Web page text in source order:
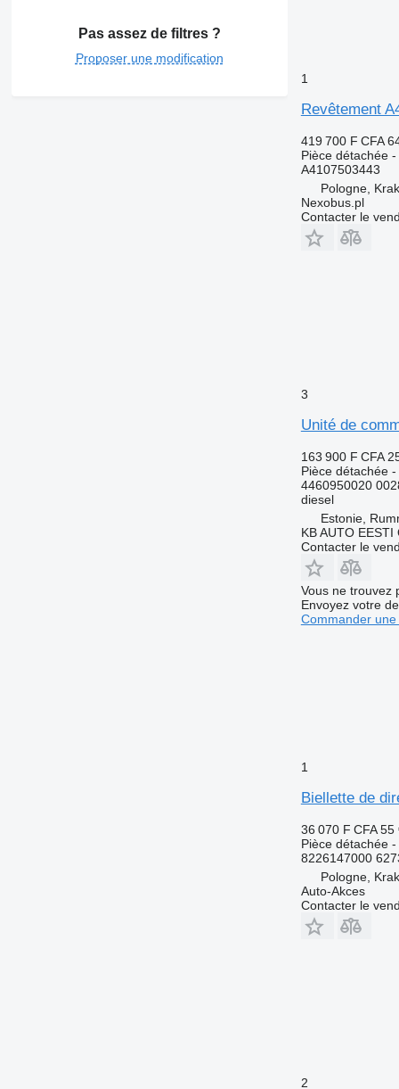
Pas assez de filtres ?
Proposer une modification
1
Revêtement
419 700 F CFA
Pièce détachée
A4107503443
Pologne,
Nexobus.pl
Contacter le
3
Unité de
163 900 F CFA
Pièce détachée
4460950020
diesel
Estonie,
KB AUTO EESTI
Contacter le
Vous ne trouvez
Envoyez votre
Commander
1
Biellette de
36 070 F CFA 55
Pièce détachée
8226147000
Pologne,
Auto-Akces
Contacter le
2